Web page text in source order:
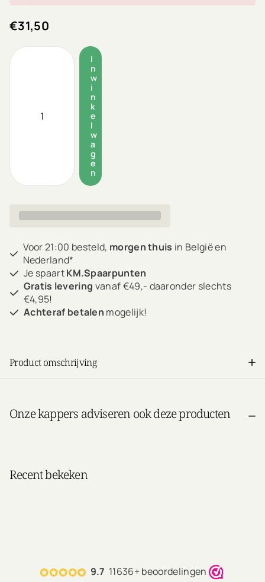
€31,50
I
n
w
i
n
k
e
l
w
a
g
e
n
Voor 21:00 besteld, morgen thuis in België en
Nederland*
Je spaartKM.Spaarpunten
Gratis levering vanaf €49,- daaronder slechts
€4,95!
Achteraf betalen mogelijk!
Product omschrijving
Onze kappers adviseren ook deze producten
Recent bekeken
9.7 11636+ beoordelingen